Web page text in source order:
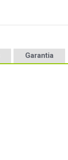
Garantia